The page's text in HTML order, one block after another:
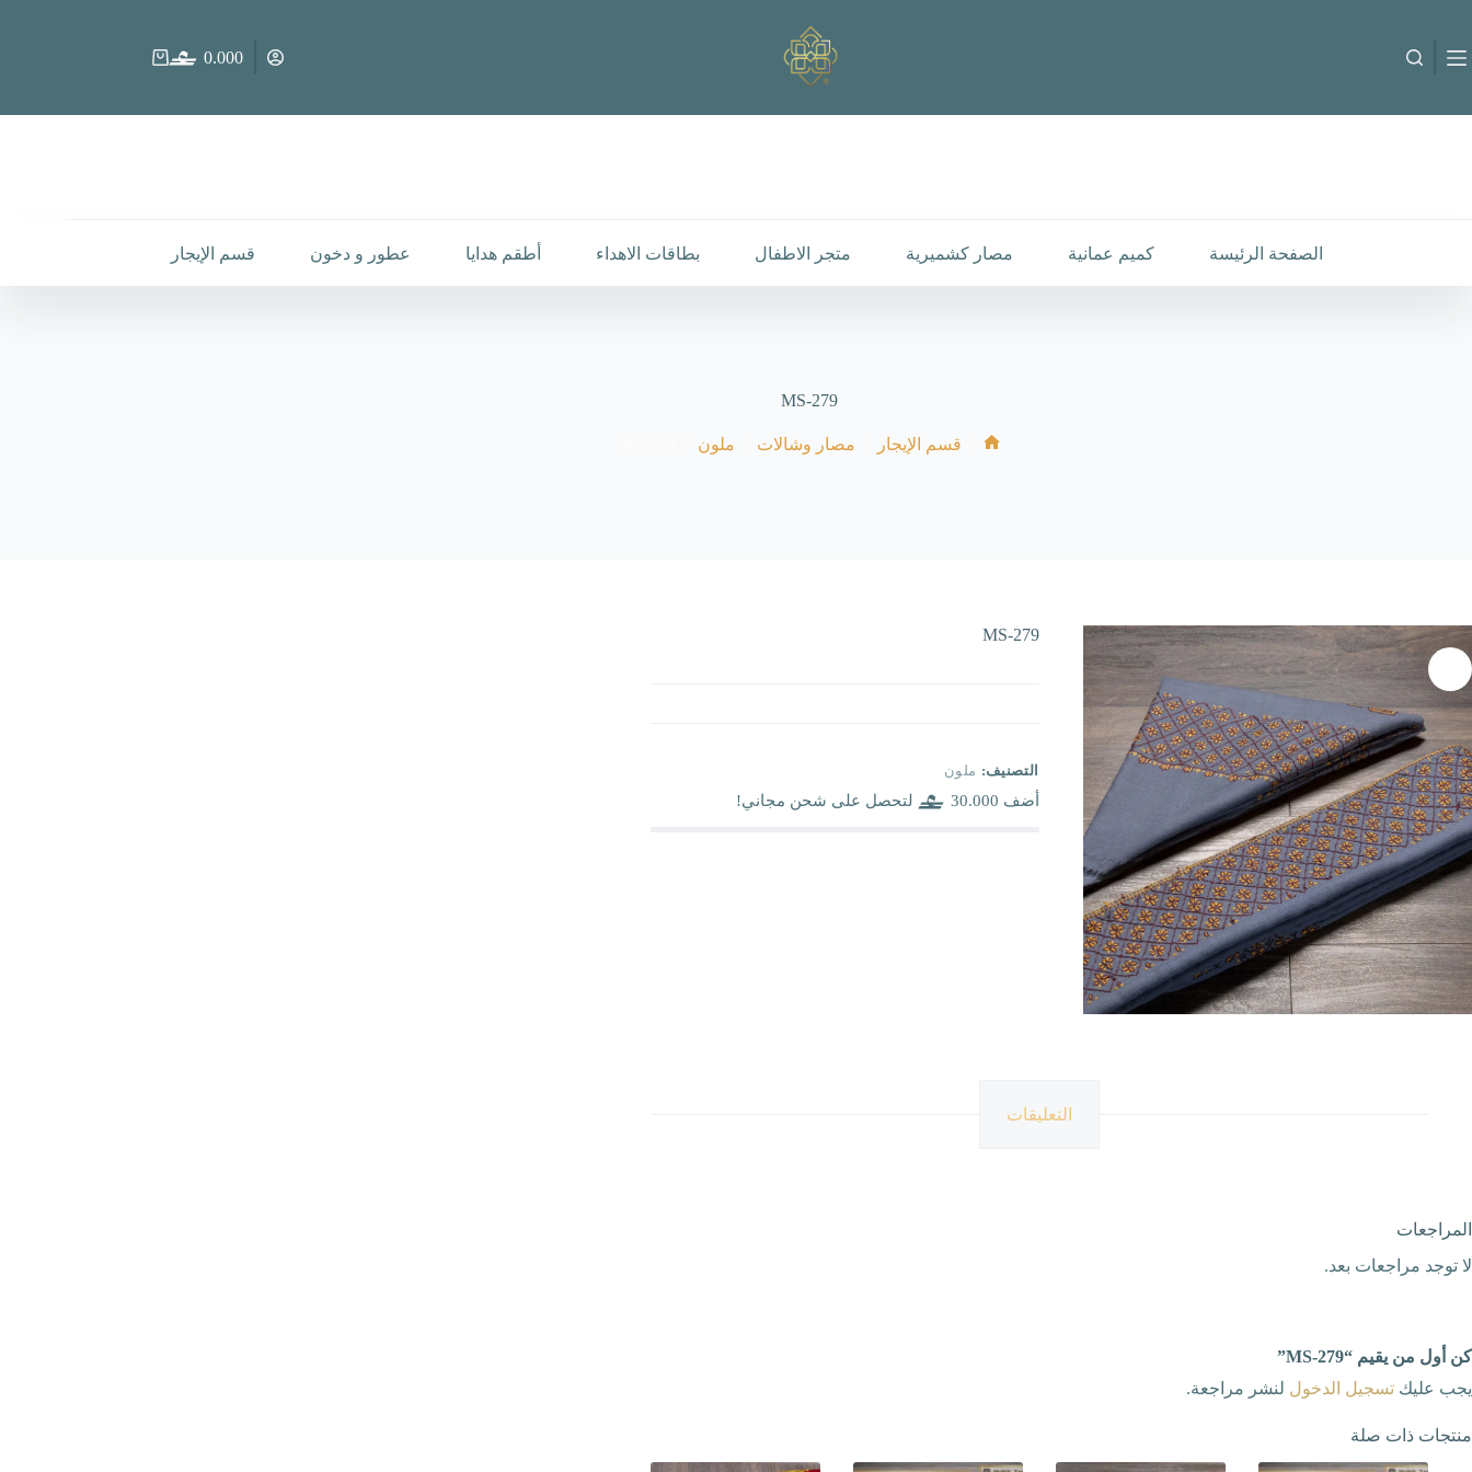
المحتوى
عربة
0.000
الصفحة الرئيسة كميم عمانية مصار كشميرية متجر الاطفال بطاقات الاهداء أطقم هدايا عطور و دخون قسم الإيجار
MS-279
قسم الإيجار مصار وشالات ملون
MS-279
التصنيف: ملون
أضف 30.000 لتحصل على شحن مجاني!
التعليقات
المراجعات
لا توجد مراجعات بعد.
كن أول من يقيم “MS-279”
يجب عليك تسجيل الدخول لنشر مراجعة.
منتجات ذات صلة